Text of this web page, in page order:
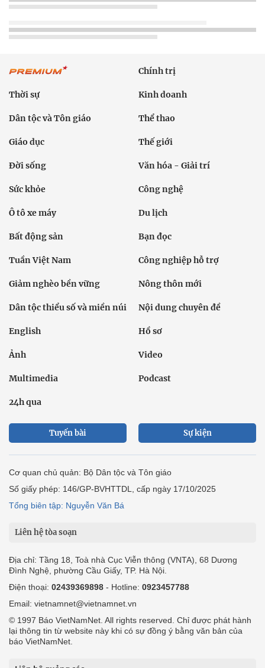
Chính trị
Thời sự Kinh doanh
Dân tộc và Tôn giáo Thể thao
Giáo dục Thế giới
Đời sống Văn hóa - Giải trí
Sức khỏe Công nghệ
Ô tô xe máy Du lịch
Bất động sản Bạn đọc
Tuần Việt Nam Công nghiệp hỗ trợ
Giảm nghèo bền vững Nông thôn mới
Dân tộc thiểu số và miền núi Nội dung chuyên đề
English Hồ sơ
Ảnh Video
Multimedia Podcast
24h qua
Tuyến bài Sự kiện
Cơ quan chủ quản: Bộ Dân tộc và Tôn giáo
Số giấy phép: 146/GP-BVHTTDL, cấp ngày 17/10/2025
Tổng biên tập: Nguyễn Văn Bá
Liên hệ tòa soạn
Địa chỉ: Tầng 18, Toà nhà Cục Viễn thông (VNTA), 68 Dương
Đình Nghệ, phường Cầu Giấy, TP. Hà Nội.
Điện thoại: 02439369898 - Hotline: 0923457788
Email: vietnamnet@vietnamnet.vn
© 1997 Báo VietNamNet. All rights reserved. Chỉ được phát hành
lại thông tin từ website này khi có sự đồng ý bằng văn bản của
báo VietNamNet.